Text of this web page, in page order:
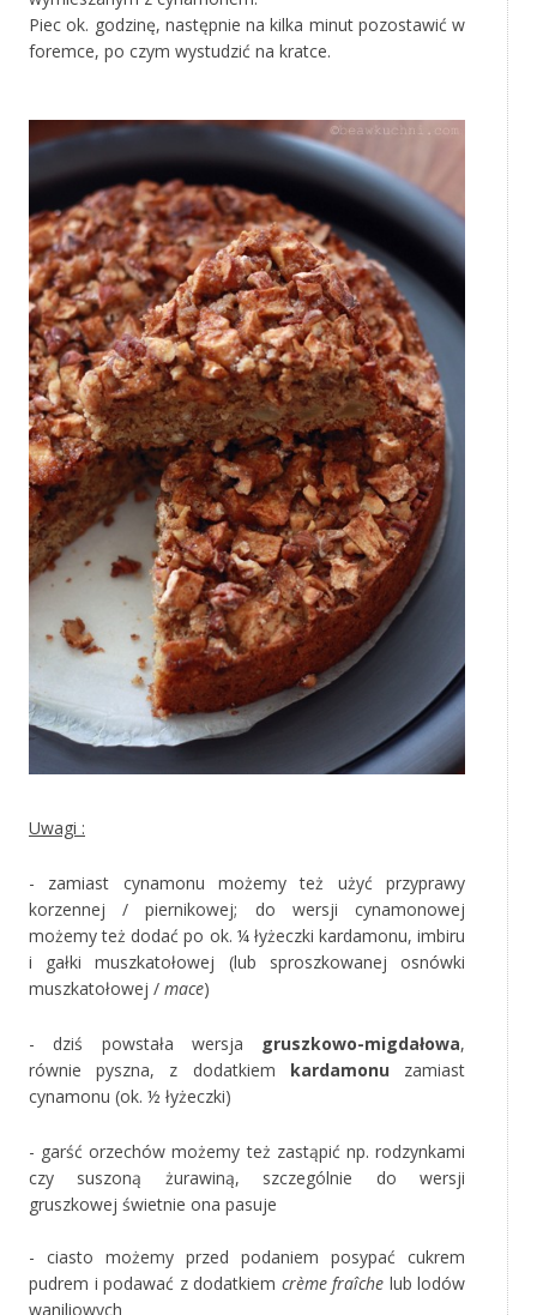
Piec ok. godzinę, następnie na kilka minut pozostawić w
foremce, po czym wystudzić na kratce.
Uwagi :
- zamiast cynamonu możemy też użyć przyprawy
korzennej / piernikowej; do wersji cynamonowej
możemy też dodać po ok. ¼ łyżeczki kardamonu, imbiru
i gałki muszkatołowej (lub sproszkowanej osnówki
muszkatołowej / mace)
- dziś powstała wersja gruszkowo-migdałowa,
równie pyszna, z dodatkiem kardamonuzamiast
cynamonu (ok. ½ łyżeczki)
- garść orzechów możemy też zastąpić np. rodzynkami
czy suszoną żurawiną, szczególnie do wersji
gruszkowej świetnie ona pasuje
- ciasto możemy przed podaniem posypać cukrem
pudrem i podawać z dodatkiem crème fraîche lub lodów
waniliowych